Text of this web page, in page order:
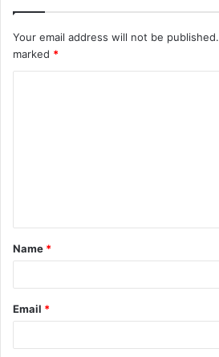
Your email address will not be published.
marked *
Name *
Email *